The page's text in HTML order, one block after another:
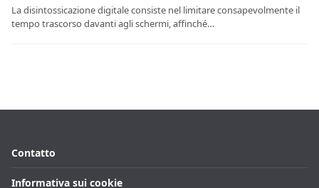
La disintossicazione digitale consiste nel limitare consapevolmente il
tempo trascorso davanti agli schermi, affinché…
Contatto
Informativa sui cookie